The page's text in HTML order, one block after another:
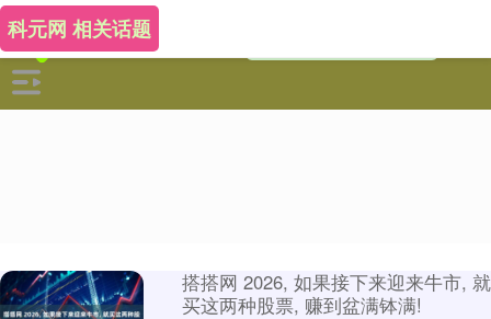
科元网 相关话题
搭搭网 2026, 如果接下来迎来牛市, 就
买这两种股票, 赚到盆满钵满!